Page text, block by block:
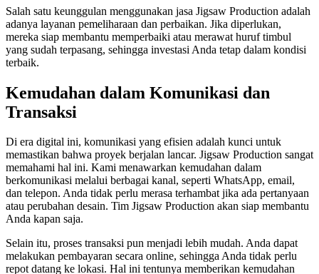
Salah satu keunggulan menggunakan jasa Jigsaw Production adalah
adanya layanan pemeliharaan dan perbaikan. Jika diperlukan,
mereka siap membantu memperbaiki atau merawat huruf timbul
yang sudah terpasang, sehingga investasi Anda tetap dalam kondisi
terbaik.
Kemudahan dalam Komunikasi dan
Transaksi
Di era digital ini, komunikasi yang efisien adalah kunci untuk
memastikan bahwa proyek berjalan lancar. Jigsaw Production sangat
memahami hal ini. Kami menawarkan kemudahan dalam
berkomunikasi melalui berbagai kanal, seperti WhatsApp, email,
dan telepon. Anda tidak perlu merasa terhambat jika ada pertanyaan
atau perubahan desain. Tim Jigsaw Production akan siap membantu
Anda kapan saja.
Selain itu, proses transaksi pun menjadi lebih mudah. Anda dapat
melakukan pembayaran secara online, sehingga Anda tidak perlu
repot datang ke lokasi. Hal ini tentunya memberikan kemudahan